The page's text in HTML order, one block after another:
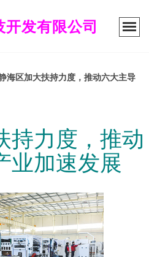
发有限公司
海区加大扶持力度，推动六大主导
持力度，推动
业加速发展